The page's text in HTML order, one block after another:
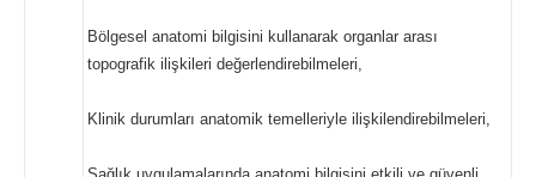
Bölgesel anatomi bilgisini kullanarak organlar arası
topografik ilişkileri değerlendirebilmeleri,
Klinik durumları anatomik temelleriyle ilişkilendirebilmeleri,